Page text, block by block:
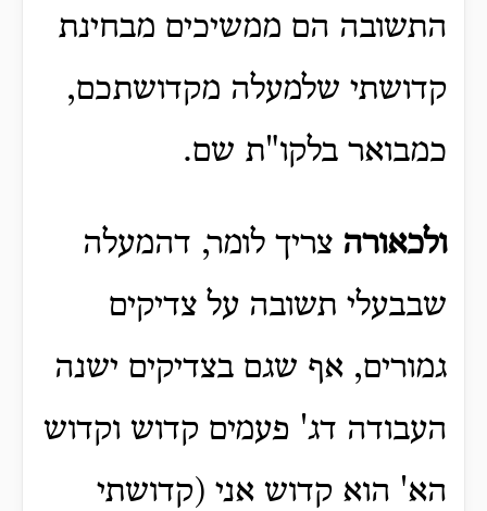
התשובה הם ממשיכים מבחינת
קדושתי שלמעלה מקדושתכם,
כמבואר בלקו"ת שם.
ולכאורה צריך לומר, דהמעלה
שבבעלי תשובה על צדיקים
גמורים, אף שגם בצדיקים ישנה
העבודה דג' פעמים קדוש וקדוש
הא' הוא קדוש אני (קדושתי